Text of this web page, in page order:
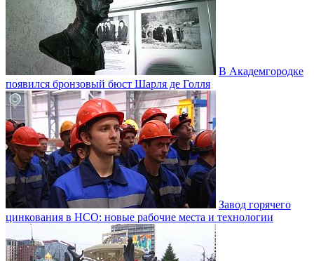
В Академгородке
появился бронзовый бюст Шарля де Голля
Завод горячего
цинкования в НСО: новые рабочие места и технологии